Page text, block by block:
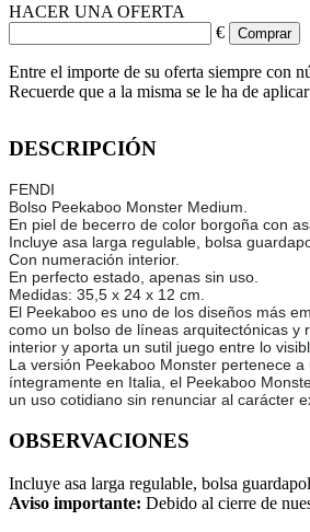
HACER UNA OFERTA
€
Entre el importe de su oferta siempre con
Recuerde que a la misma se le ha de
DESCRIPCIÓN
FENDI
Bolso Peekaboo Monster Medium.
En piel de becerro de color borgoña con
Incluye asa larga regulable, bolsa
Con numeración interior.
En perfecto estado, apenas sin uso.
Medidas: 35,5 x 24 x 12 cm.
El Peekaboo es uno de los diseños más
como un bolso de líneas arquitectónicas
interior y aporta un sutil juego entre lo
La versión Peekaboo Monster pertenece
íntegramente en Italia, el Peekaboo
un uso cotidiano sin renunciar al carácter
OBSERVACIONES
Incluye asa larga regulable, bolsa
Aviso importante: Debido al cierre de